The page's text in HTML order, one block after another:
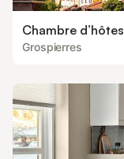
Chambre d’hôtes
Grospierres